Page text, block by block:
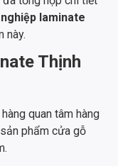
laminate
này.
Thịnh
quan tâm hàng
phẩm cửa gỗ